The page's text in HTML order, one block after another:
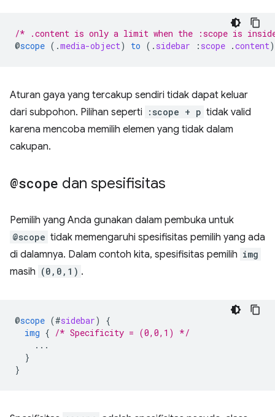
/* .content is only a limit when the :scope is
@scope ( .media-object) to ( . sidebar : scope .content)
Aturan gaya yang tercakup sendiri tidak dapat keluar
dari subpohon. Pilihan seperti
:scope + p tidak valid
karena mencoba memilih elemen yang tidak dalam
cakupan.
@scope dan spesifisitas
Pemilih yang Anda gunakan dalam pembuka untuk
@scope tidak memengaruhi spesifisitas pemilih yang ada
di dalamnya. Dalam contoh kita, spesifisitas pemilih img
masih (0,0,1) .
@scope (#sidebar)
{
img { /* Specificity = (0,0,1) */
...
}
}